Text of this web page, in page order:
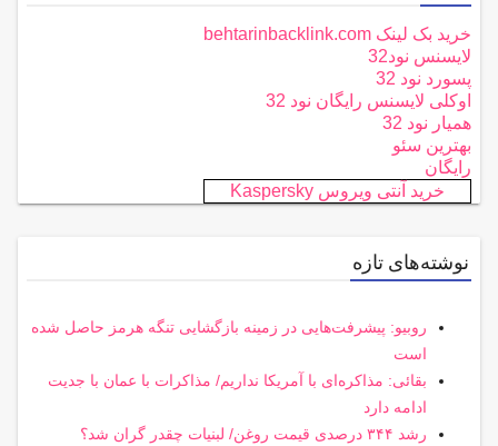
خرید بک لینک behtarinbacklink.com
لایسنس نود32
پسورد نود 32
اوکلی لایسنس رایگان نود 32
همیار نود 32
بهترین سئو
رایگان
خرید آنتی ویروس Kaspersky
نوشته‌های تازه
روبیو: پیشرفت‌هایی در زمینه بازگشایی تنگه هرمز حاصل شده
است
بقائی: مذاکره‌ای با آمریکا نداریم/ مذاکرات با عمان با جدیت
ادامه دارد
رشد ۳۴۴ درصدی قیمت روغن/ لبنیات چقدر گران شد؟